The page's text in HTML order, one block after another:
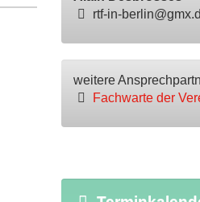
rtf-in-
weitere
Fachwarte der